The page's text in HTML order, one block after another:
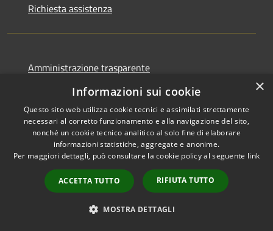
Richiesta assistenza
Amministrazione trasparente
Informativa privacy
Note legali
Dichiarazione di accessibilità
Copyright © 2026 • Città di
Municipium
×
Informazioni sui cookie
Questo sito web utilizza cookie tecnici e assimilati strettamente
necessari al corretto funzionamento e alla navigazione del sito,
nonché un cookie tecnico analitico al solo fine di elaborare
informazioni statistiche, aggregate e anonime.
Per maggiori dettagli, può consultare la cookie policy al seguente link
ACCETTA TUTTO RIFIUTA TUTTO
MOSTRA DETTAGLI